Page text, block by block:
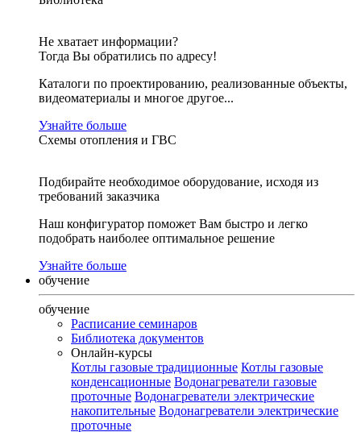
Не хватает информации?
Тогда Вы обратились по адресу!
Каталоги по проектированию, реализованные объекты,
видеоматериалы и многое другое...
Узнайте больше
Схемы отопления и ГВС
Подбирайте необходимое оборудование, исходя из
требований заказчика
Наш конфигуратор поможет Вам быстро и легко
подобрать наиболее оптимальное решение
Узнайте больше
обучение
обучение
Расписание семинаров
Библиотека документов
Онлайн-курсы
Котлы газовые традиционные Котлы газовые
конденсационные Водонагреватели газовые
проточные Водонагреватели электрические
накопительные Водонагреватели электрические
проточные